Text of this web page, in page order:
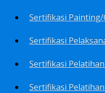
Sertifikasi